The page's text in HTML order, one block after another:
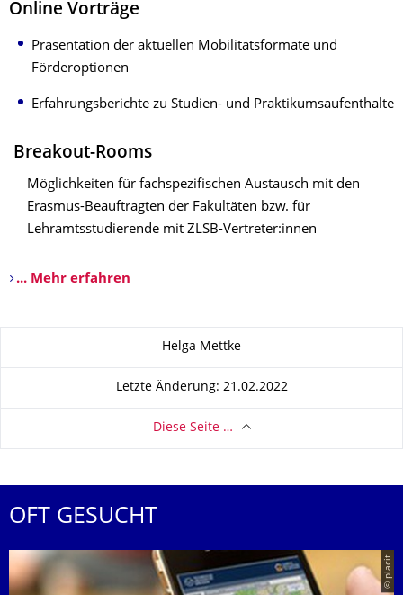
Online Vorträge
Präsentation der aktuellen Mobilitätsformate und
Förderoptionen
Erfahrungsberichte zu Studien- und Praktikumsaufenthalte
Breakout-Rooms
Möglichkeiten für fachspezifischen Austausch mit den
Erasmus-Beauftragten der Fakultäten bzw. für
Lehramtsstudierende mit ZLSB-Vertreter:innen
... Mehr erfahren
Helga Mettke
Letzte Änderung: 21.02.2022
Diese Seite …
OFT GESUCHT
© placit